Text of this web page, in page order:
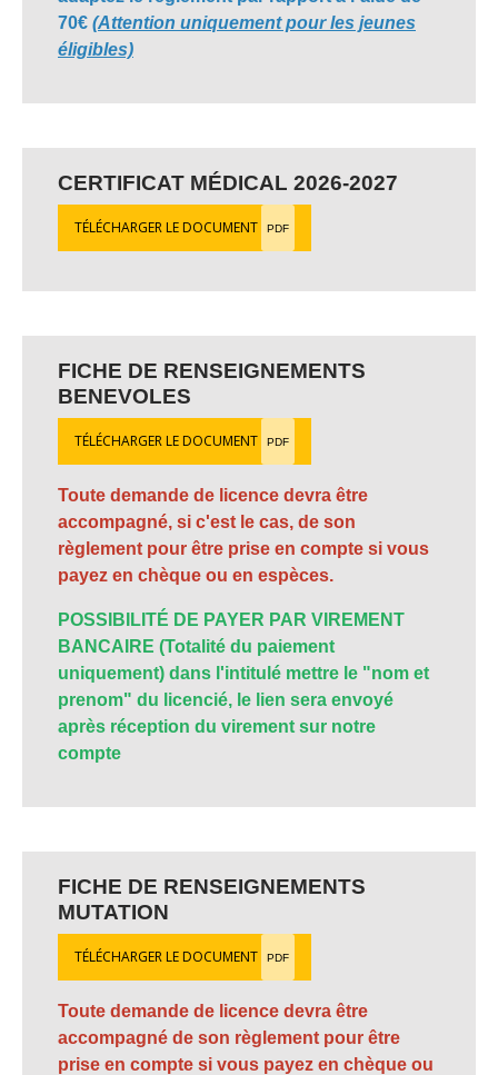
70€ (Attention uniquement pour les jeunes
éligibles)
CERTIFICAT MÉDICAL 2026-2027
TÉLÉCHARGER LE DOCUMENT PDF
FICHE DE RENSEIGNEMENTS
BENEVOLES
TÉLÉCHARGER LE DOCUMENT PDF
Toute demande de licence devra être
accompagné, si c'est le cas, de son
règlement pour être prise en compte si vous
payez en chèque ou en espèces.
POSSIBILITÉ DE PAYER PAR VIREMENT
BANCAIRE (Totalité du paiement
uniquement) dans l'intitulé mettre le "nom et
prenom" du licencié, le lien sera envoyé
après réception du virement sur notre
compte
FICHE DE RENSEIGNEMENTS
MUTATION
TÉLÉCHARGER LE DOCUMENT PDF
Toute demande de licence devra être
accompagné de son règlement pour être
prise en compte si vous payez en chèque ou